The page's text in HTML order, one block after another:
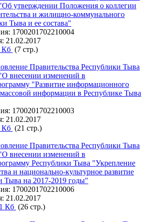
утверждении Положения о коллегии
и жилищно-коммунального
Тыва и ее состава"
1700201702210004
21.02.2017
Кб (7 стр.)
Правительства Республики Тыва
внесении изменений в
"Развитие информационного
информации в Республике Тыва
1700201702210003
21.02.2017
Кб (21 стр.)
Правительства Республики Тыва
внесении изменений в
Республики Тыва "Укрепление
и национально-культурное развитие
Тыва на 2017-2019 годы"
1700201702210006
21.02.2017
Кб (26 стр.)